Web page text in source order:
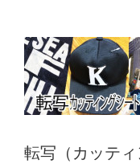
シルクスクリーン そ
そっくりさんマスク
転写（カッテ